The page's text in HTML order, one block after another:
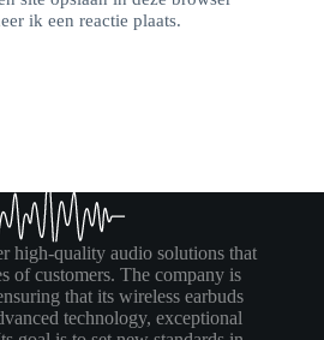
ik een reactie plaats.
high-quality audio solutions that
of customers. The company is
that its wireless earbuds
technology, exceptional